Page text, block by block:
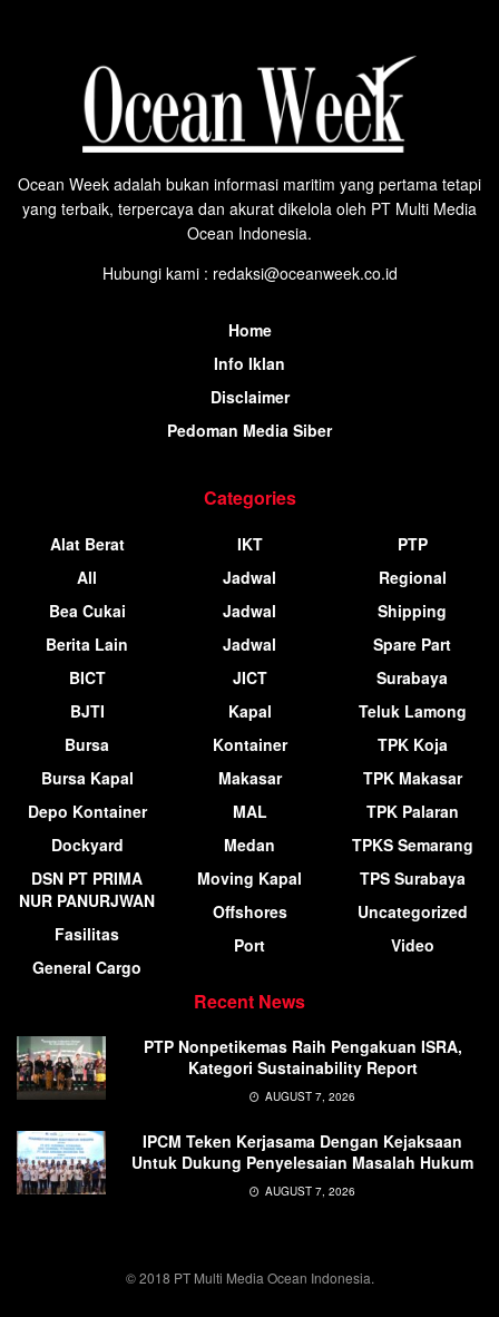
Ocean Week adalah bukan informasi maritim yang pertama tetapi
yang terbaik, terpercaya dan akurat dikelola oleh PT Multi Media
Ocean Indonesia.
Hubungi kami : redaksi@oceanweek.co.id
Home
Info Iklan
Disclaimer
Pedoman Media Siber
Categories
Alat Berat
All
Bea Cukai
Berita Lain
BICT
BJTI
Bursa
Bursa Kapal
Depo Kontainer
Dockyard
DSN PT PRIMA
NUR PANURJWAN
Fasilitas
General Cargo
IKT
Jadwal
Jadwal
Jadwal
JICT
Kapal
Kontainer
Makasar
MAL
Medan
Moving Kapal
Offshores
Port
PTP
Regional
Shipping
Spare Part
Surabaya
Teluk Lamong
TPK Koja
TPK Makasar
TPK Palaran
TPKS Semarang
TPS Surabaya
Uncategorized
Video
Recent News
PTP Nonpetikemas Raih Pengakuan ISRA,
Kategori Sustainability Report
AUGUST 7, 2026
IPCM Teken Kerjasama Dengan Kejaksaan
Untuk Dukung Penyelesaian Masalah Hukum
AUGUST 7, 2026
© 2018 PT Multi Media Ocean Indonesia.